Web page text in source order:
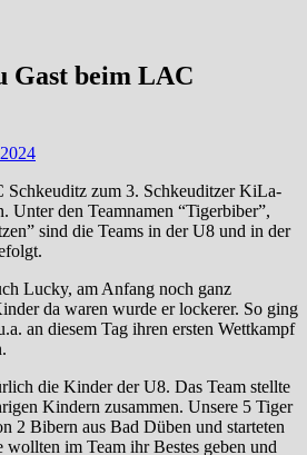
Gast beim LAC
zum 3. Schkeuditzer KiLa-
Unter den Teamnamen “Tigerbiber”,
sind die Teams in der U8 und in der
Lucky, am Anfang noch ganz
da waren wurde er lockerer. So ging
an diesem Tag ihren ersten Wettkampf
die Kinder der U8. Das Team stellte
Kindern zusammen. Unsere 5 Tiger
2 Bibern aus Bad Düben und starteten
wollten im Team ihr Bestes geben und